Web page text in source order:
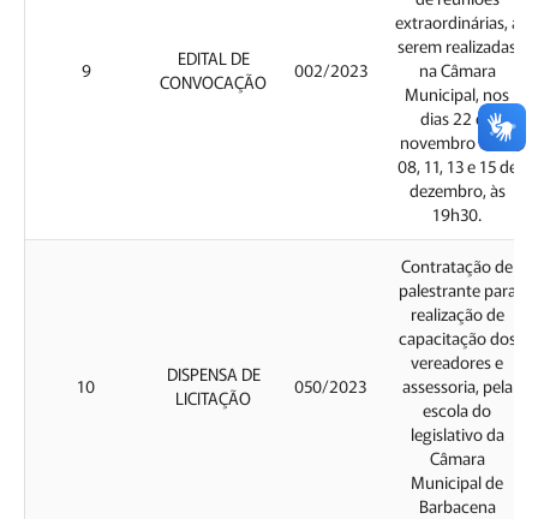
9
EDITAL DE
CONVOCAÇÃO
002/2023
extraordinárias, a
serem realizadas
na Câmara
Municipal, nos
dias 22 de
novembro e 06,
08, 11, 13 e 15 de
dezembro, às
19h30.
10
DISPENSA DE
LICITAÇÃO
050/2023
Contratação de
palestrante para
realização de
capacitação dos
vereadores e
assessoria, pela
escola do
legislativo da
Câmara
Municipal de
Barbacena